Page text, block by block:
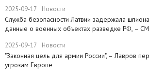
2025-09-17 Новости
Служба безопасности Латвии задержала
данные о военных объектах разведке РФ, –
2025-09-17 Новости
"Законная цель для армии России", – Лавров
угрозам Европе